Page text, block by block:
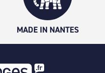
MADE IN NANTES